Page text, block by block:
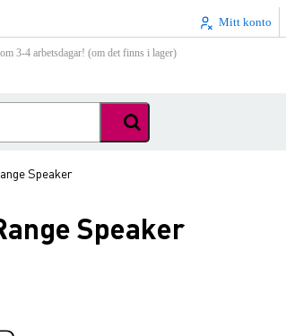
Mitt konto
3-4 arbetsdagar! (om det finns i lager)
Speaker
Speaker